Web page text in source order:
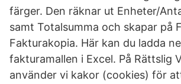
färger. Den räknar ut Enheter/
samt Totalsumma och skapar på
Fakturakopia. Här kan du ladda
fakturamallen i Excel. På Rättslig
använder vi kakor (cookies) för